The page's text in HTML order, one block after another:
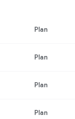
Plan
Plan
Plan
Plan